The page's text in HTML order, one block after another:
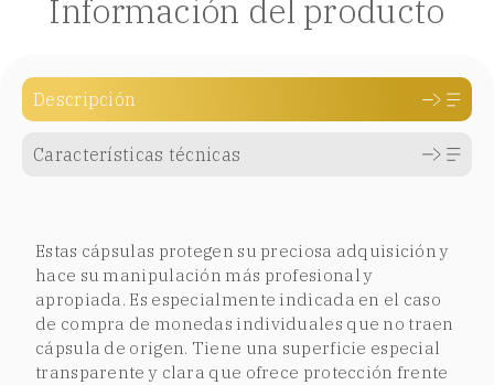
Información del producto
Descripción
Características técnicas
Estas cápsulas protegen su preciosa adquisición y
hace su manipulación más profesional y
apropiada. Es especialmente indicada en el caso
de compra de monedas individuales que no traen
cápsula de origen. Tiene una superficie especial
transparente y clara que ofrece protección frente